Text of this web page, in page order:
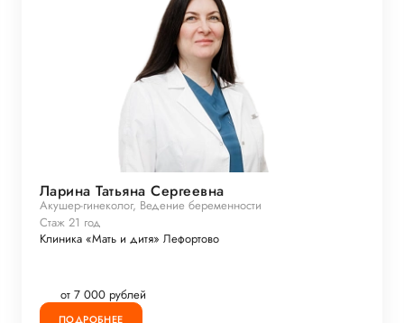
Ларина Татьяна Сергеевна
Акушер-гинеколог, Ведение беременности
Стаж 21 год
Клиника «Мать и дитя» Лефортово
от 7 000 рублей
ПОДРОБНЕЕ